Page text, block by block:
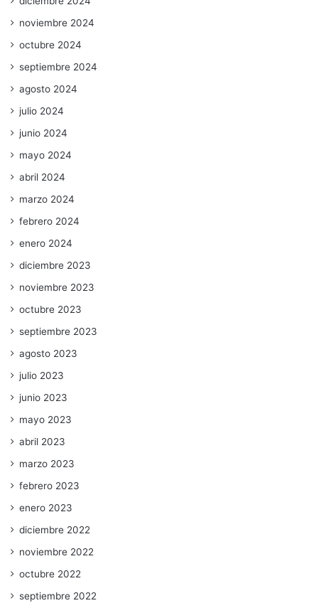
noviembre 2024
octubre 2024
septiembre 2024
agosto 2024
julio 2024
junio 2024
mayo 2024
abril 2024
marzo 2024
febrero 2024
enero 2024
diciembre 2023
noviembre 2023
octubre 2023
septiembre 2023
agosto 2023
julio 2023
junio 2023
mayo 2023
abril 2023
marzo 2023
febrero 2023
enero 2023
diciembre 2022
noviembre 2022
octubre 2022
septiembre 2022